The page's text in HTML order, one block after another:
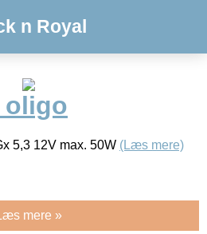
n Royal
oligo
5,3 12V max. 50W (Læs mere)
mere »